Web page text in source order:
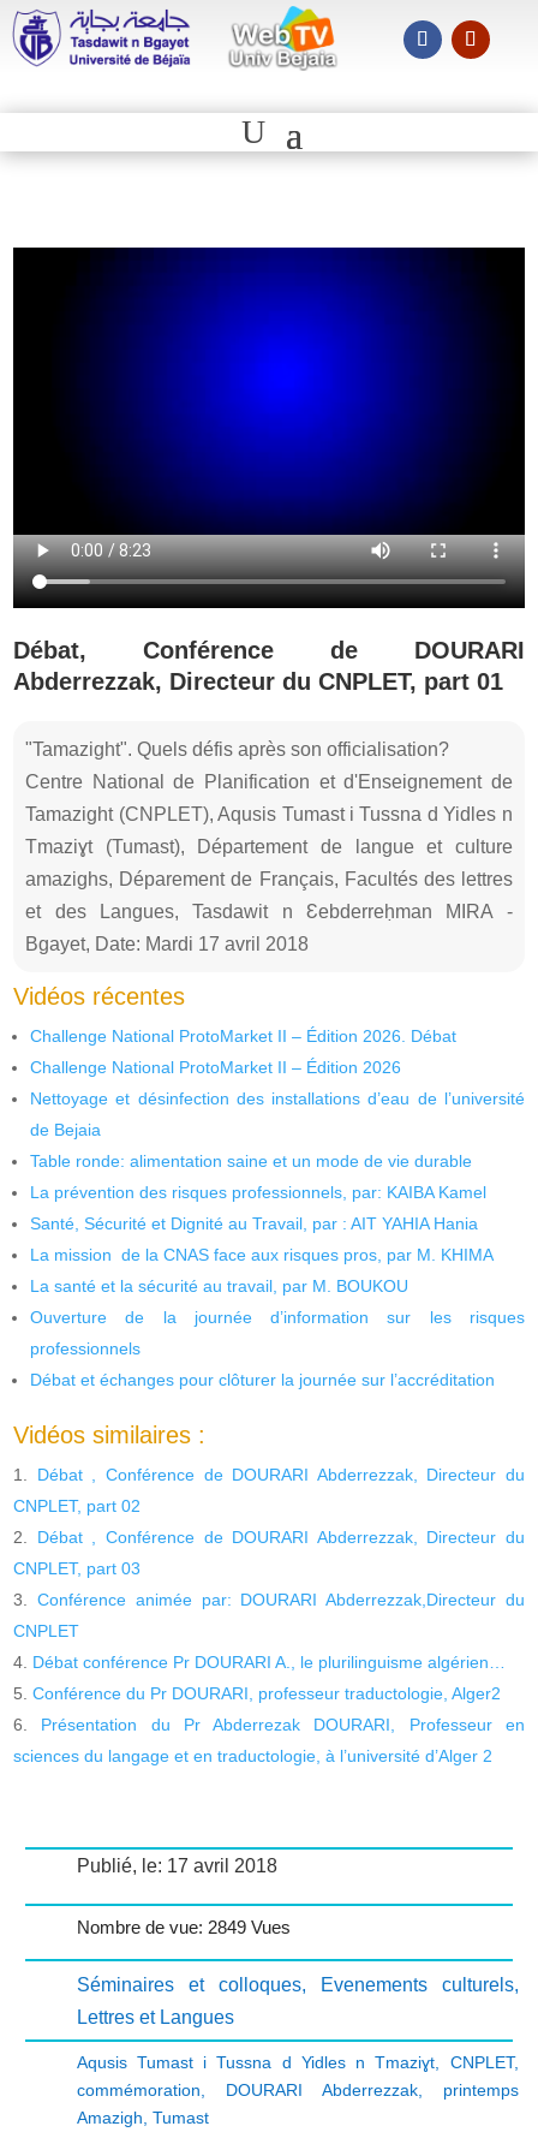
Débat, Conférence de DOURARI
Abderrezzak, Directeur du CNPLET, part 01
"Tamazight". Quels défis après son officialisation?
Centre National de Planification et d'Enseignement de
Tamazight (CNPLET), Aqusis Tumast i Tussna d Yidles n
Tmaziɣt (Tumast), Département de langue et culture
amazighs, Déparement de Français, Facultés des lettres
et des Langues, Tasdawit n Ɛebderreḥman MIRA -
Bgayet, Date: Mardi 17 avril 2018
Vidéos récentes
Challenge National ProtoMarket II – Édition 2026. Débat
Challenge National ProtoMarket II – Édition 2026
Nettoyage et désinfection des installations d’eau de l’université
de Bejaia
Table ronde: alimentation saine et un mode de vie durable
La prévention des risques professionnels, par: KAIBA Kamel
Santé, Sécurité et Dignité au Travail, par : AIT YAHIA Hania
La mission de la CNAS face aux risques pros, par M. KHIMA
La santé et la sécurité au travail, par M. BOUKOU
Ouverture de la journée d’information sur les risques
professionnels
Débat et échanges pour clôturer la journée sur l’accréditation
Vidéos similaires :
Débat , Conférence de DOURARI Abderrezzak, Directeur du
CNPLET, part 02
Débat , Conférence de DOURARI Abderrezzak, Directeur du
CNPLET, part 03
Conférence animée par: DOURARI Abderrezzak,Directeur du
CNPLET
Débat conférence Pr DOURARI A., le plurilinguisme algérien…
Conférence du Pr DOURARI, professeur traductologie, Alger2
Présentation du Pr Abderrezak DOURARI, Professeur en
sciences du langage et en traductologie, à l’université d’Alger 2
Publié, le: 17 avril 2018
Nombre de vue: 2849 Vues
Séminaires et colloques, Evenements culturels,
Lettres et Langues
Aqusis Tumast i Tussna d Yidles n Tmaziɣt CNPLET,
commémoration
DOURARI Abderrezzak, printemps
Amazigh Tumast